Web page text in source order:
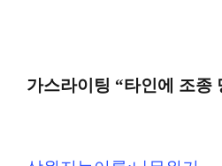
가스라이팅 “타인에 조종